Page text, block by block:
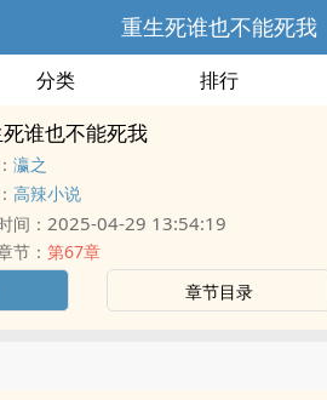
重生死谁也不能死我
分类 排行
谁也不能死我
瀛之
高辣小说
间： 2025-04-29 13:54:19
节： 第67章
章节目录